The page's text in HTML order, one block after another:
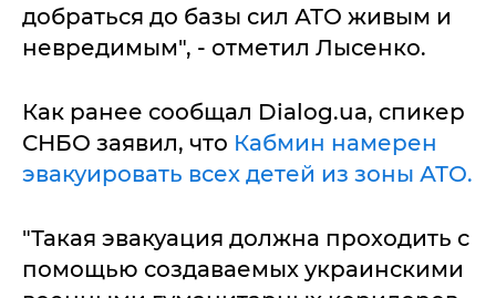
добраться до базы сил АТО живым и
невредимым", - отметил Лысенко.
Как ранее сообщал Dialog.ua, спикер
СНБО заявил, что Кабмин намерен
эвакуировать всех детей из зоны АТО.
"Такая эвакуация должна проходить с
помощью создаваемых украинскими